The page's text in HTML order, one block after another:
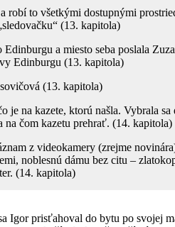
robí to všetkými dostupnými
(13. kapitola)
a miesto seba poslala
Edinburgu (13. kapitola)
(13. kapitola)
je na kazete, ktorú našla. Vybrala
na čom kazetu prehrať. (14. kapitola)
z videokamery (zrejme
noblesnú dámu bez citu –
(14. kapitola)
Igor prisťahoval do bytu po svojej